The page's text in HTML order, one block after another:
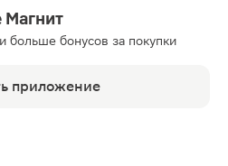
больше бонусов за покупки
приложение